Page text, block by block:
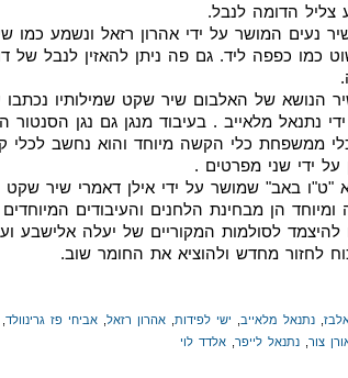
צליל הדומה לנבל.
נעים המושר על ידי אהרון רזאל ונשמע כמו
כמו כפפה ליד. גם פה ניתן להאזין לנבל של
הנושא של האלבום שיר שקט שמילותיו נכתבו
נתנאל מלאייב . בעיבוד מנגן גם נגן הסנטור
ממשפחת כלי הקשה מיוחד והוא נחשב לכלי
על ידי שני מפרטים .
באב" שמושר על ידי אילן דאמרי שיר שקט
הן מבחינת הלחנים והעיבודים המיוחדים
להיצמד לסולמות המקוריים של יעלה אלישבע
לחזור מחדש ולהוציא את החומר שוב.
נתנאל מלאייב ישי לפידות אהרון רזאל אביחי פז גרינוולד
צור נתנאל לייפר אלדד לוי